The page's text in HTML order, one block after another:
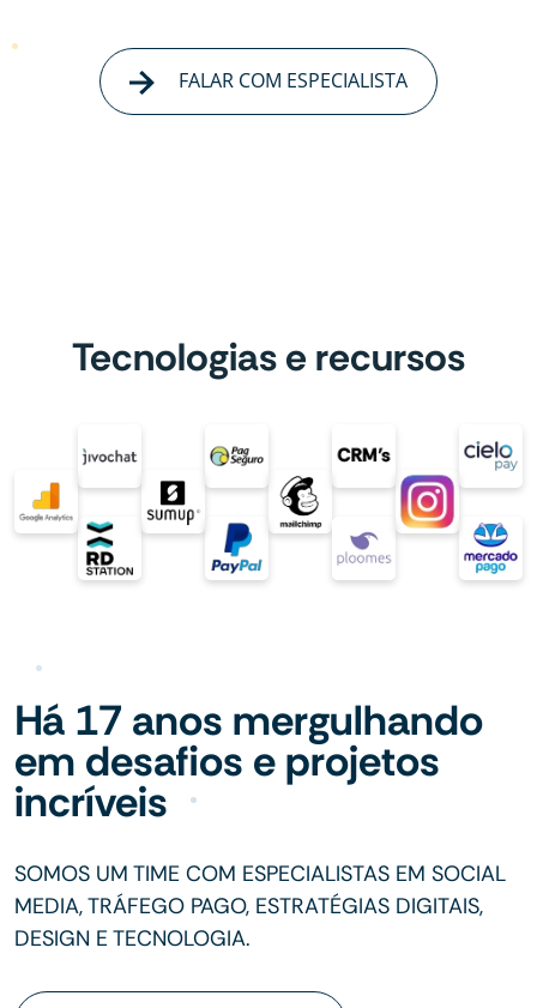
FALAR COM ESPECIALISTA
Tecnologias e recursos
Há 17 anos mergulhando
em desafios e projetos
incríveis
SOMOS UM TIME COM ESPECIALISTAS EM SOCIAL
MEDIA, TRÁFEGO PAGO, ESTRATÉGIAS DIGITAIS,
DESIGN E TECNOLOGIA.